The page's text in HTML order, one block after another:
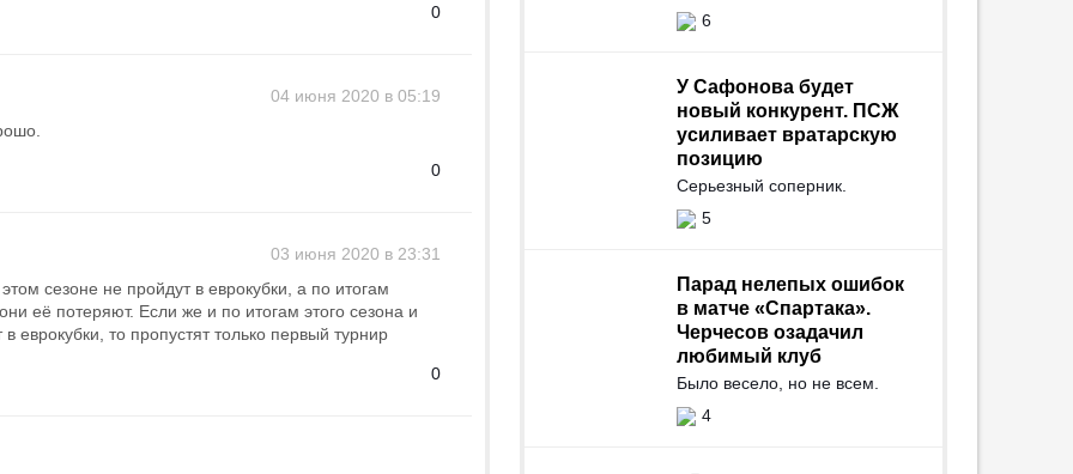
6
У Сафонова будет
новый конкурент. ПСЖ
усиливает вратарскую
позицию
Серьезный соперник.
5
Парад нелепых ошибок
в матче «Спартака».
Черчесов озадачил
любимый клуб
Было весело, но не всем.
4
0
04 июня 2020 в 05:19
0
03 июня 2020 в 23:31
сезоне не пройдут в еврокубки, а по итогам
её потеряют. Если же и по итогам этого сезона и
еврокубки, то пропустят только первый турнир
0